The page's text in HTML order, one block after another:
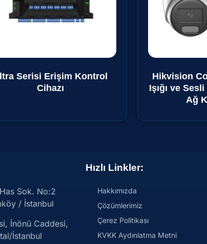
Serisi Erişim Kontrol
Cihazı
Hikvision
Işığı ve
Ağ
Sok. No:2
/ İstanbul
İnönü Caddesi,
İstanbul
Hızlı Linkler:
Hakkımızda
Çözümlerimiz
Çerez Politikası
KVKK Aydınlatma Metni